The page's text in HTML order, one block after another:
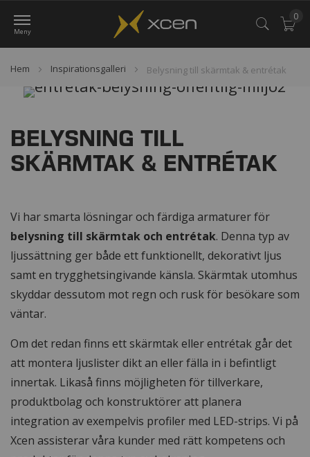
0
Hem Inspirationsgalleri Belysning till skärmtak & entrétak
BELYSNING TILL
SKÄRMTAK & ENTRÉTAK
Vi har smarta lösningar och färdiga armaturer för
belysning till skärmtak och entrétak. Denna typ av
ljussättning ger både ett funktionellt, dekorativt ljus
samt en trygghetsingivande känsla. Skärmtak utomhus
skyddar dessutom mot regn och rusk för besökare som
väntar.
Om det redan finns ett skärmtak eller entrétak går det
att montera ljuslister dikt an eller fälla in i befintligt
innertak. Likaså finns möjligheten för tillverkare,
produktbolag och konstruktörer att planera
integration av exempelvis profiler med LED-strips. Vi på
Xcen assisterar våra kunder med rätt kompetens och